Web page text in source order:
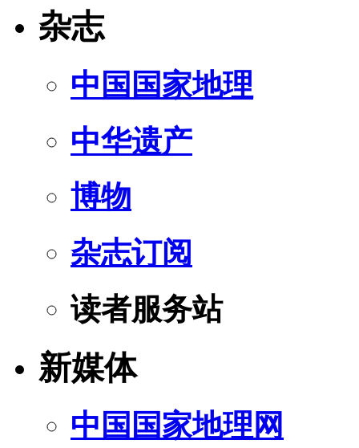
杂志
中国国家地理
中华遗产
博物
杂志订阅
读者服务站
新媒体
中国国家地理网